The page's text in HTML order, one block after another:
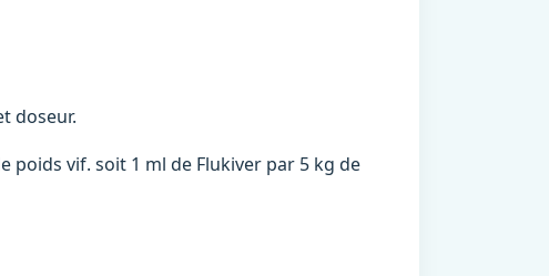
doseur.
poids vif. soit 1 ml de Flukiver par 5 kg de